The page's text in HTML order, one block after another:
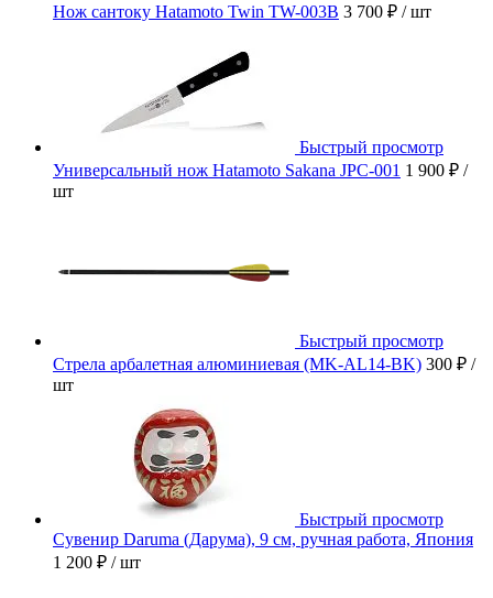
Нож сантоку Hatamoto Twin TW-003B 3 700 ₽ / шт
Быстрый просмотр
Универсальный нож Hatamoto Sakana JPC-001 1 900 ₽ /
шт
Быстрый просмотр
Стрела арбалетная алюминиевая (MK-AL14-BK) 300 ₽ /
шт
Быстрый просмотр
Сувенир Daruma (Дарума), 9 см, ручная работа, Япония
1 200 ₽ / шт